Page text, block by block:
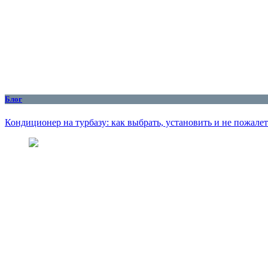
Блог
Кондиционер на турбазу: как выбрать, установить и не